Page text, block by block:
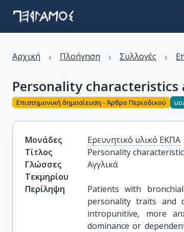
Αρχική › Πλοήγηση › Συλλογές ›
Personality
Επιστημονική δημοσίευση - Άρθρο Περιοδικού
Μονάδες
Ερευνητικό υλικό ΕΚΠΑ
Τίτλος
Personality
Γλώσσες
Τεκμηρίου
Αγγλικά
Περίληψη
Patients with
personality traits and
intropunitive, more
dominance or